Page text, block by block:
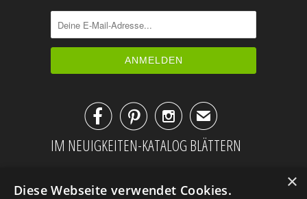
✉
IM NEUIGKEITEN-KATALOG BLÄTTERN
×
Diese Webseite verwendet Cookies.